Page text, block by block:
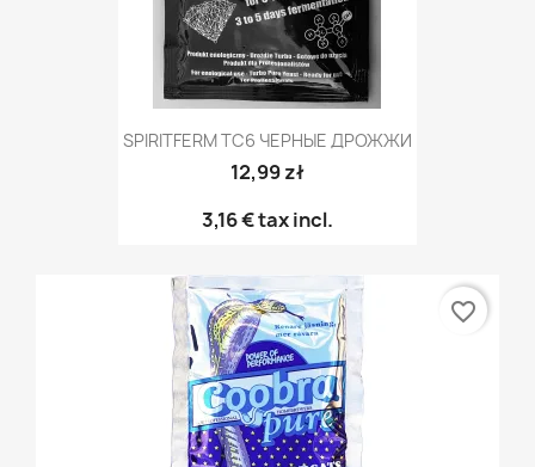
SPIRITFERM TC6 ЧЕРНЫЕ ДРОЖЖИ
12,99 zł
3,16 €tax incl.
favorite_border